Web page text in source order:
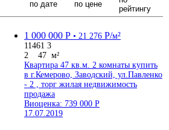
1 000 000 Р • 21 276 Р/м²
11461 3
2
47 м²
Квартира 47 кв.м. 2 комнаты купить
в г.Кемерово, Заводский, ул.Павленко
- 2 , торг жилая недвижимость
продажа
Виоценка: 739 000 Р
17.07.2019